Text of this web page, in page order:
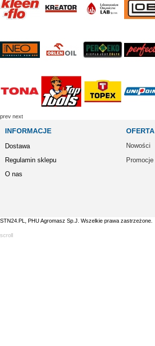
prev next
INFORMACJE
Dostawa
Regulamin sklepu
O nas
OFERTA
Nowości
Promocje
STN24.PL, PHU Agromasz Sp.J. Wszelkie prawa zastrzeżone.
scroll